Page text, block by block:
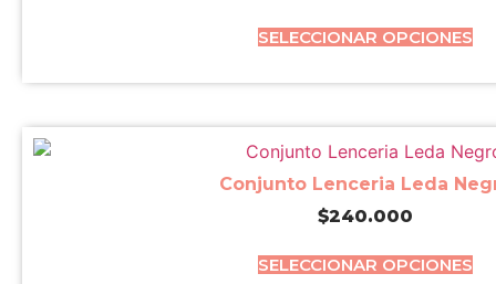
SELECCIONAR OPCIONES
Conjunto Lenceria Leda
$240.000
SELECCIONAR OPCIONES